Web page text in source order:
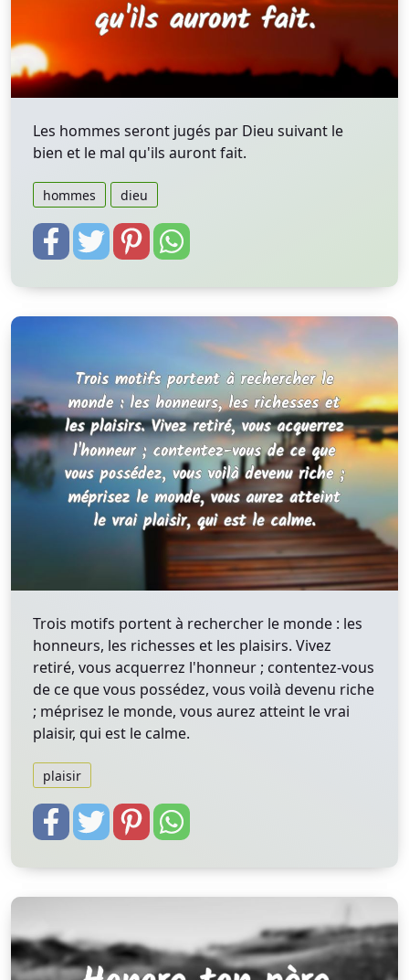
Les hommes seront jugés par Dieu suivant le
bien et le mal qu'ils auront fait.
hommes dieu
Trois motifs portent à rechercher le monde : les
honneurs, les richesses et les plaisirs. Vivez
retiré, vous acquerrez l'honneur ; contentez-vous
de ce que vous possédez, vous voilà devenu riche
; méprisez le monde, vous aurez atteint le vrai
plaisir, qui est le calme.
plaisir